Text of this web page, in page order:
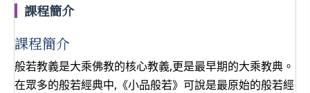
課程簡介
課程簡介
般若教義是大乘佛教的核心教義,更是最早期的大乘教典。
在眾多的般若經典中,《小品般若》可說是最原始的般若經